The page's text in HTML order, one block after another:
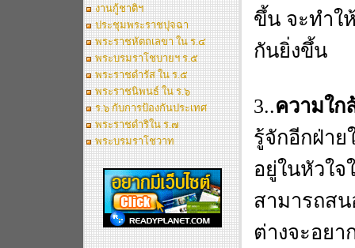
งานกู้ชาติฯ
ประชุมพระราชปุจฉา
พระราชหัตถเลขา ใน ร.๔
พระบรมราโชบายฯ ร.๕
พระราชดำรัส ใน ร.๕
พระราชนิพนธ์ ใน ร.๖
ร.๖ กับการป้องกันประเทศ
พระราชดำริใน ร.๗
พระบรมราโชวาท
ขึ้น จะทำใ
กันยิ่งขึ้น
3..ความใก
รู้จักอีกฝ่า
อยู่ในหัวใ
สามารถส
ต่างจะอยา